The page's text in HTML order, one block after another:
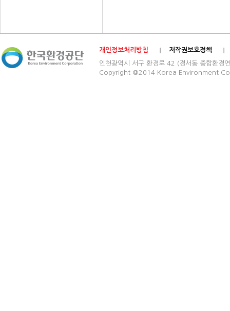
개인정보처리방침
저작권보호정책
인천광역시 서구 환경로 42 (경서동 종합
Copyright @2014 Korea Environment